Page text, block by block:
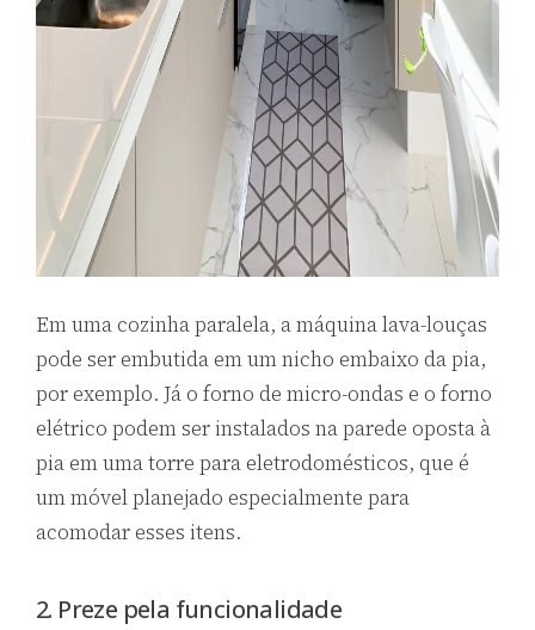
Em uma cozinha paralela, a máquina lava-louças
pode ser embutida em um nicho embaixo da pia,
por exemplo. Já o forno de micro-ondas e o forno
elétrico podem ser instalados na parede oposta à
pia em uma torre para eletrodomésticos, que é
um móvel planejado especialmente para
acomodar esses itens.
2. Preze pela funcionalidade